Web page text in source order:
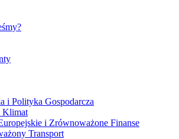
i Polityka Gospodarcza
Klimat
i Zrównoważone Finanse
Transport